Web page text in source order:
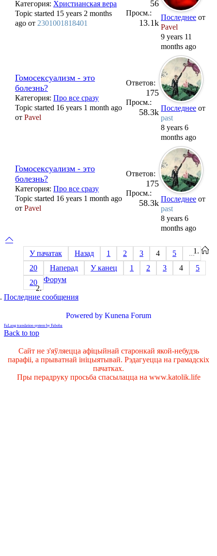
Категория: Христианская вера
Topic started 15 years 2 months
ago от 2301001818401
56
Просм.:
13.1k
Последнее от
Pavel
9 years 11
months ago
Гомосексуализм - это
болезнь?
Категория: Про все сразу
Topic started 16 years 1 month ago
от Pavel
Ответов:
175
Просм.:
58.3k Последнее от
past
8 years 6
months ago
Гомосексуализм - это
болезнь?
Категория: Про все сразу
Topic started 16 years 1 month ago
от Pavel
Ответов:
175
Просм.:
58.3k Последнее от
past
8 years 6
months ago
У пачатак Назад 1 2 3 4 5
...
20
Наперад У канец 1 2 3 4
5
20
Форум
Последние сообщения
Powered by Kunena Forum
FaLang translation system by Faboba
Back to top
Сайт не з'яўляецца афіцыйнай старонкай якой-небудзь
парафіі, а прыватнай ініцыятывай. Рэдагуецца на грамадскіх
пачатках.
Пры перадруку просьба спасылацца на www.katolik.life